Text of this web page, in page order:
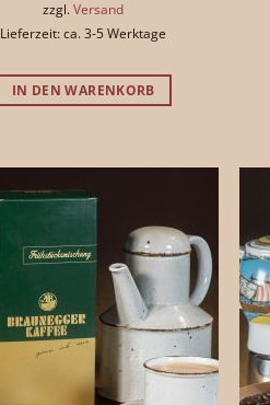
zzgl.Versand
Lieferzeit: ca. 3-5 Werktage
IN DEN WARENKORB